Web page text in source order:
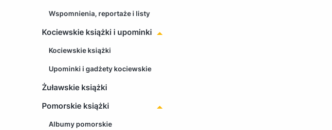
Wspomnienia, reportaże i listy
Kociewskie książki i upominki
Kociewskie książki
Upominki i gadżety kociewskie
Żuławskie książki
Pomorskie książki
Albumy pomorskie